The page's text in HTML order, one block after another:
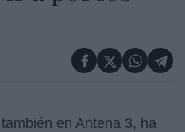
en Antena 3, ha